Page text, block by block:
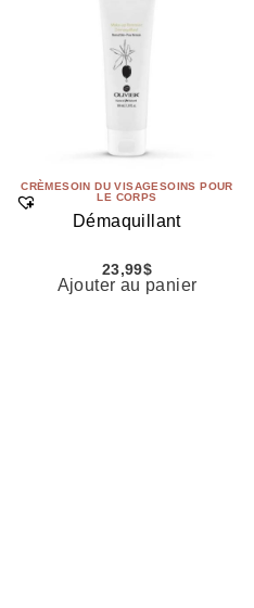
CRÈMESOIN DU VISAGESOINS POUR
LE CORPS
Démaquillant
23,99$
Ajouter au panier